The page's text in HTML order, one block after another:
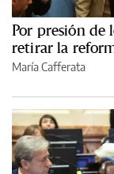
Por presión de
retirar la
María Cafferata